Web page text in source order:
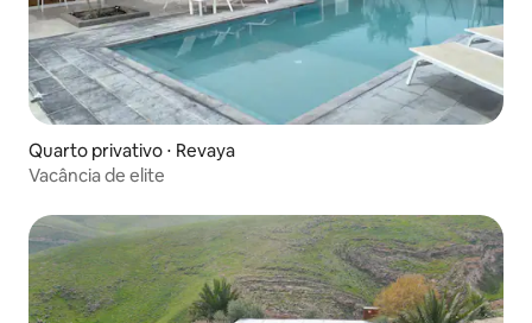
Quarto privativo ⋅ Revaya
Vacância de elite